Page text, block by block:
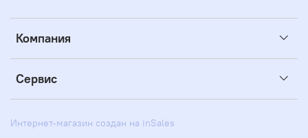
Компания
Сервис
Интернет-магазин создан на inSales